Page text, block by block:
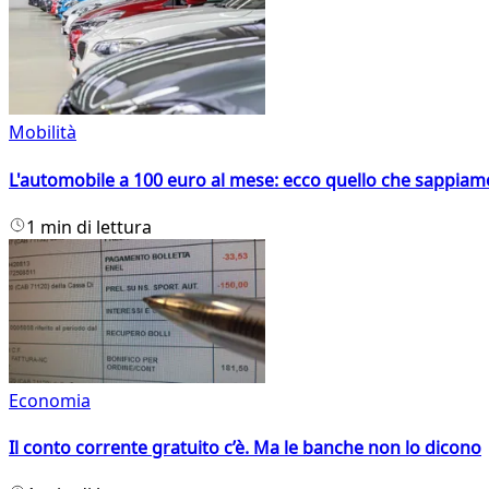
Mobilità
L'automobile a 100 euro al mese: ecco quello che
1 min di lettura
Economia
Il conto corrente gratuito c’è. Ma le banche non lo dicono